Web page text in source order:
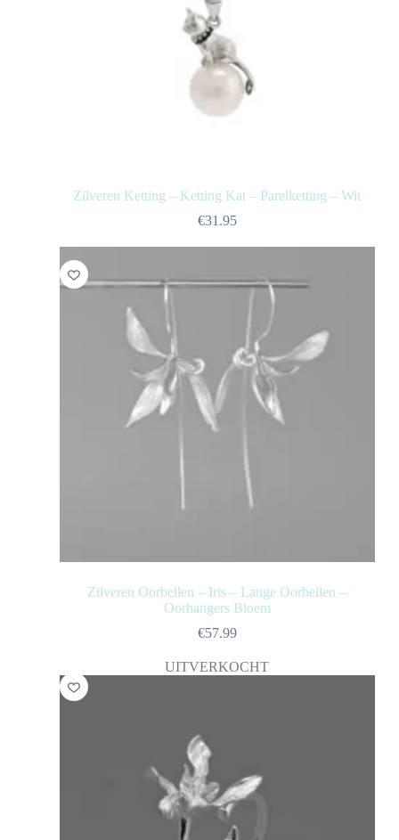
Zilveren Ketting – Ketting Kat – Parelketting – Wit
€31.95
Zilveren Oorbellen – Iris – Lange Oorbellen –
Oorhangers Bloem
€57.99
UITVERKOCHT